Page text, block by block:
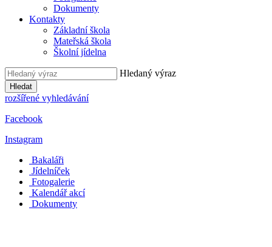
Dokumenty
Kontakty
Základní škola
Mateřská škola
Školní jídelna
Hledaný výraz
Hledat
rozšířené vyhledávání
Facebook
Instagram
Bakaláři
Jídelníček
Fotogalerie
Kalendář akcí
Dokumenty